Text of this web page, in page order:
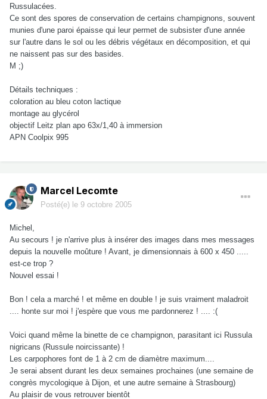
Russulacées.
Ce sont des spores de conservation de certains champignons, souvent
munies d'une paroi épaisse qui leur permet de subsister d'une année
sur l'autre dans le sol ou les débris végétaux en décomposition, et qui
ne naissent pas sur des basides.
M ;)
Détails techniques :
coloration au bleu coton lactique
montage au glycérol
objectif Leitz plan apo 63x/1,40 à immersion
APN Coolpix 995
Marcel Lecomte
Posté(e) le 9 octobre 2005
Michel,
Au secours ! je n'arrive plus à insérer des images dans mes messages
depuis la nouvelle moûture ! Avant, je dimensionnais à 600 x 450 .....
est-ce trop ?
Nouvel essai !
Bon ! cela a marché ! et même en double ! je suis vraiment maladroit
.... honte sur moi ! j'espère que vous me pardonnerez ! .... :(
Voici quand même la binette de ce champignon, parasitant ici Russula
nigricans (Russule noircissante) !
Les carpophores font de 1 à 2 cm de diamètre maximum....
Je serai absent durant les deux semaines prochaines (une semaine de
congrès mycologique à Dijon, et une autre semaine à Strasbourg)
Au plaisir de vous retrouver bientôt